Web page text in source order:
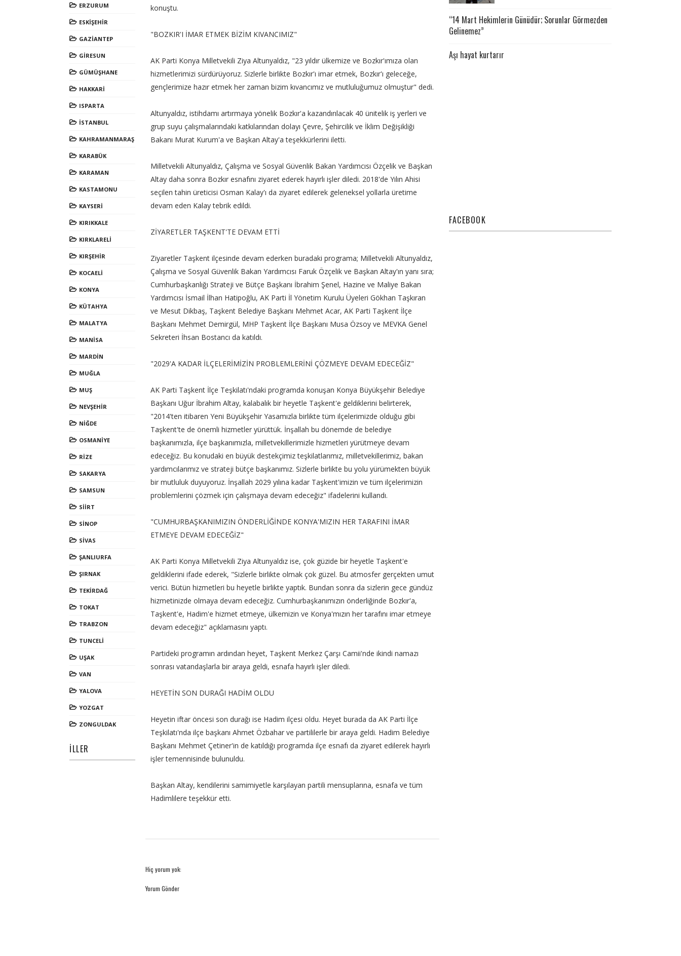
ERZURUM
ESKİŞEHİR
GAZİANTEP
GİRESUN
GÜMÜŞHANE
HAKKARİ
ISPARTA
İSTANBUL
KAHRAMANMARAŞ
KARABÜK
KARAMAN
KASTAMONU
KAYSERİ
KIRIKKALE
KIRKLARELİ
KIRŞEHİR
KOCAELİ
KONYA
KÜTAHYA
MALATYA
MANİSA
MARDİN
MUĞLA
MUŞ
NEVŞEHİR
NİĞDE
OSMANİYE
RİZE
SAKARYA
SAMSUN
SİİRT
SİNOP
SİVAS
ŞANLIURFA
ŞIRNAK
TEKİRDAĞ
TOKAT
TRABZON
TUNCELİ
UŞAK
VAN
YALOVA
YOZGAT
ZONGULDAK
İLLER
konuştu.
"BOZKIR'I İMAR ETMEK BİZİM KIVANCIMIZ"
AK Parti Konya Milletvekili Ziya Altunyaldız, "23 yıldır ülkemize ve Bozkır'ımıza olan
hizmetlerimizi sürdürüyoruz. Sizlerle birlikte Bozkır'ı imar etmek, Bozkır'ı geleceğe,
gençlerimize hazır etmek her zaman bizim kıvancımız ve mutluluğumuz olmuştur" dedi.
Altunyaldız, istihdamı artırmaya yönelik Bozkır'a kazandırılacak 40 ünitelik iş yerleri ve
grup suyu çalışmalarındaki katkılarından dolayı Çevre, Şehircilik ve İklim Değişikliği
Bakanı Murat Kurum'a ve Başkan Altay'a teşekkürlerini iletti.
Milletvekili Altunyaldız, Çalışma ve Sosyal Güvenlik Bakan Yardımcısı Özçelik ve Başkan
Altay daha sonra Bozkır esnafını ziyaret ederek hayırlı işler diledi. 2018'de Yılın Ahisi
seçilen tahin üreticisi Osman Kalay'ı da ziyaret edilerek geleneksel yollarla üretime
devam eden Kalay tebrik edildi.
ZİYARETLER TAŞKENT'TE DEVAM ETTİ
Ziyaretler Taşkent ilçesinde devam ederken buradaki programa; Milletvekili Altunyaldız,
Çalışma ve Sosyal Güvenlik Bakan Yardımcısı Faruk Özçelik ve Başkan Altay'ın yanı sıra;
Cumhurbaşkanlığı Strateji ve Bütçe Başkanı İbrahim Şenel, Hazine ve Maliye Bakan
Yardımcısı İsmail İlhan Hatipoğlu, AK Parti İl Yönetim Kurulu Üyeleri Gökhan Taşkıran
ve Mesut Dikbaş, Taşkent Belediye Başkanı Mehmet Acar, AK Parti Taşkent İlçe
Başkanı Mehmet Demirgül, MHP Taşkent İlçe Başkanı Musa Özsoy ve MEVKA Genel
Sekreteri İhsan Bostancı da katıldı.
"2029'A KADAR İLÇELERİMİZİN PROBLEMLERİNİ ÇÖZMEYE DEVAM EDECEĞİZ"
AK Parti Taşkent İlçe Teşkilatı'ndaki programda konuşan Konya Büyükşehir Belediye
Başkanı Uğur İbrahim Altay, kalabalık bir heyetle Taşkent'e geldiklerini belirterek,
"2014'ten itibaren Yeni Büyükşehir Yasamızla birlikte tüm ilçelerimizde olduğu gibi
Taşkent'te de önemli hizmetler yürüttük. İnşallah bu dönemde de belediye
başkanımızla, ilçe başkanımızla, milletvekillerimizle hizmetleri yürütmeye devam
edeceğiz. Bu konudaki en büyük destekçimiz teşkilatlarımız, milletvekillerimiz, bakan
yardımcılarımız ve strateji bütçe başkanımız. Sizlerle birlikte bu yolu yürümekten büyük
bir mutluluk duyuyoruz. İnşallah 2029 yılına kadar Taşkent'imizin ve tüm ilçelerimizin
problemlerini çözmek için çalışmaya devam edeceğiz" ifadelerini kullandı.
"CUMHURBAŞKANIMIZIN ÖNDERLİĞİNDE KONYA'MIZIN HER TARAFINI İMAR
ETMEYE DEVAM EDECEĞİZ"
AK Parti Konya Milletvekili Ziya Altunyaldız ise, çok güzide bir heyetle Taşkent'e
geldiklerini ifade ederek, "Sizlerle birlikte olmak çok güzel. Bu atmosfer gerçekten umut
verici. Bütün hizmetleri bu heyetle birlikte yaptık. Bundan sonra da sizlerin gece gündüz
hizmetinizde olmaya devam edeceğiz. Cumhurbaşkanımızın önderliğinde Bozkır'a,
Taşkent'e, Hadim'e hizmet etmeye, ülkemizin ve Konya'mızın her tarafını imar etmeye
devam edeceğiz" açıklamasını yaptı.
Partideki programın ardından heyet, Taşkent Merkez Çarşı Camii'nde ikindi namazı
sonrası vatandaşlarla bir araya geldi, esnafa hayırlı işler diledi.
HEYETİN SON DURAĞI HADİM OLDU
Heyetin iftar öncesi son durağı ise Hadim ilçesi oldu. Heyet burada da AK Parti İlçe
Teşkilatı'nda ilçe başkanı Ahmet Özbahar ve partililerle bir araya geldi. Hadim Belediye
Başkanı Mehmet Çetiner'in de katıldığı programda ilçe esnafı da ziyaret edilerek hayırlı
işler temennisinde bulunuldu.
Başkan Altay, kendilerini samimiyetle karşılayan partili mensuplarına, esnafa ve tüm
Hadimlilere teşekkür etti.
Hiç yorum yok:
Yorum Gönder
“14 Mart Hekimlerin Günüdür; Sorunlar Görmezden
Gelinemez”
Aşı hayat kurtarır
FACEBOOK